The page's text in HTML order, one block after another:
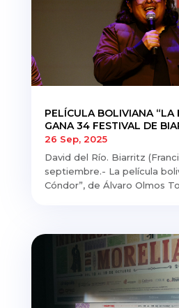
PELÍCULA BOLIVIANA “LA
GANA 34 FESTIVAL DE
26 Sep, 2025
David del Río. Biarritz
septiembre.- La película
Cóndor”, de Álvaro Olmos